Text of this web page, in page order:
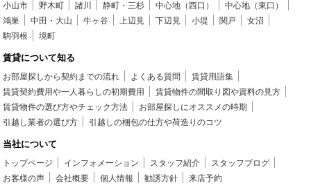
小山市 野木町 諸川 静町・三杉 中心地（西口）
中心地（東口）
鴻巣
中田・大山 牛ヶ谷 上辺見 下辺見 小堤 関戸
女沼
駒羽根
境町
賃貸について知る
お部屋探しから契約までの流れ よくある質問
賃貸用語集
賃貸契約費用や一人暮らしの初期費用
賃貸物件の間取り図や資料の見方
賃貸物件の選び方やチェック方法
お部屋探しにオススメの時期
引越し業者の選び方
引越しの梱包の仕方や荷造りのコツ
当社について
トップページ インフォメーション スタッフ紹介
スタッフブログ
お客様の声
会社概要 個人情報 勧誘方針 来店予約